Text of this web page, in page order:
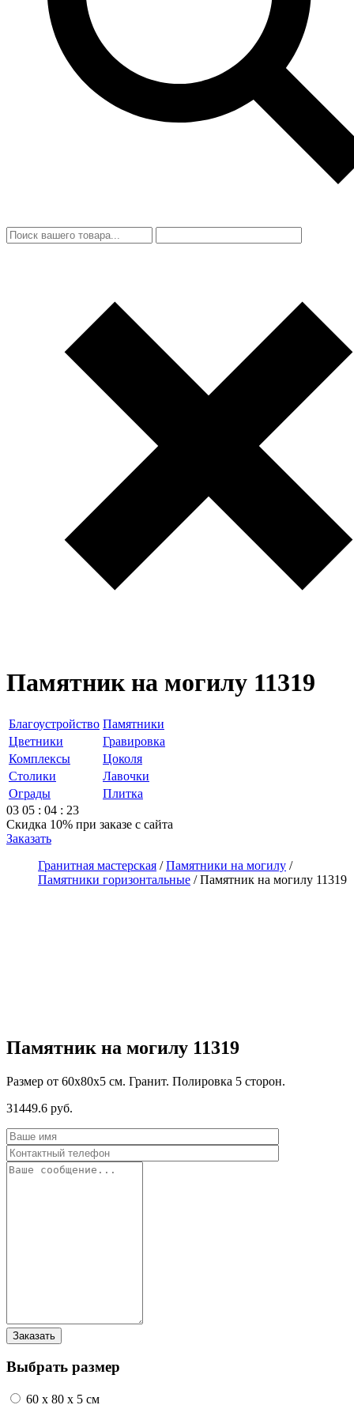
Памятник на могилу 11319
Благоустройство Памятники
Цветники
Гравировка
Комплексы
Цоколя
Столики
Лавочки
Ограды
Плитка
03 05 : 04 : 23
Скидка 10% при заказе с сайта
Заказать
Гранитная мастерская /Памятники на могилу /
Памятники горизонтальные /Памятник на могилу 11319
Памятник на могилу 11319
Размер от 60х80х5 см. Гранит. Полировка 5 сторон.
31449.6 руб.
Выбрать размер
60 x 80 x 5 см